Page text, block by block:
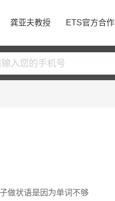
龚亚夫教授 ETS官方合作
做状语是因为单词不够